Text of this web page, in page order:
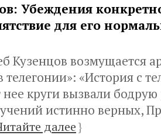
Убеждения
для его
Кузенцов возмущается
телегонии»: «История с
круги вызвали
истинно верных,
далее}